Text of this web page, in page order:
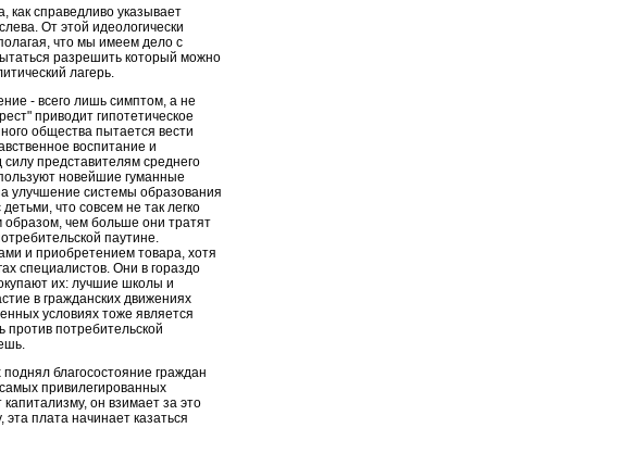
как справедливо указывает
От этой идеологически
что мы имеем дело с
разрешить который можно
лагерь.
- всего лишь симптом, а не
приводит гипотетическое
общества пытается вести
воспитание и
представителям среднего
новейшие гуманные
улучшение системы образования
что совсем не так легко
чем больше они тратят
паутине.
и приобретением товара, хотя
специалистов. Они в гораздо
их: лучшие школы и
в гражданских движениях
условиях тоже является
против потребительской
благосостояние граждан
привилегированных
он взимает за это
эта плата начинает казаться